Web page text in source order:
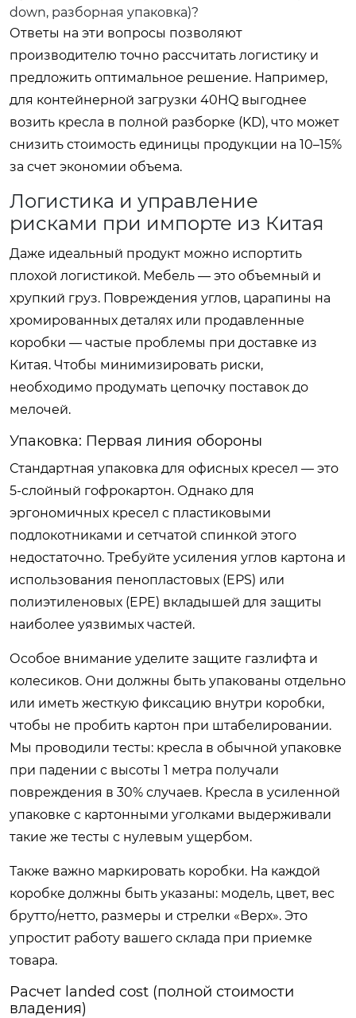
down, разборная упаковка)?
Ответы на эти вопросы позволяют
производителю точно рассчитать логистику и
предложить оптимальное решение. Например,
для контейнерной загрузки 40HQ выгоднее
возить кресла в полной разборке (KD), что может
снизить стоимость единицы продукции на 10–15%
за счет экономии объема.
Логистика и управление
рисками при импорте из Китая
Даже идеальный продукт можно испортить
плохой логистикой. Мебель — это объемный и
хрупкий груз. Повреждения углов, царапины на
хромированных деталях или продавленные
коробки — частые проблемы при доставке из
Китая. Чтобы минимизировать риски,
необходимо продумать цепочку поставок до
мелочей.
Упаковка: Первая линия обороны
Стандартная упаковка для офисных кресел — это
5-слойный гофрокартон. Однако для
эргономичных кресел с пластиковыми
подлокотниками и сетчатой спинкой этого
недостаточно. Требуйте усиления углов картона и
использования пенопластовых (EPS) или
полиэтиленовых (EPE) вкладышей для защиты
наиболее уязвимых частей.
Особое внимание уделите защите газлифта и
колесиков. Они должны быть упакованы отдельно
или иметь жесткую фиксацию внутри коробки,
чтобы не пробить картон при штабелировании.
Мы проводили тесты: кресла в обычной упаковке
при падении с высоты 1 метра получали
повреждения в 30% случаев. Кресла в усиленной
упаковке с картонными уголками выдерживали
такие же тесты с нулевым ущербом.
Также важно маркировать коробки. На каждой
коробке должны быть указаны: модель, цвет, вес
брутто/нетто, размеры и стрелки «Верх». Это
упростит работу вашего склада при приемке
товара.
Расчет landed cost (полной стоимости
владения)